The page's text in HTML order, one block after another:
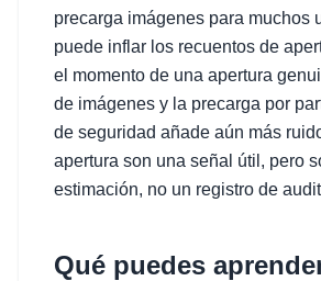
precarga imágenes para muchos
puede inflar los recuentos de
el momento de una apertura
de imágenes y la precarga por
de seguridad añade aún más
apertura son una señal útil, pero
estimación, no un registro de
Qué puedes